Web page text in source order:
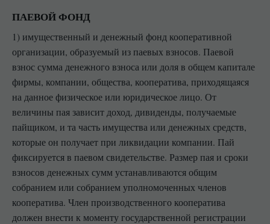
ПАЕВОЙ ФОНД
1) имущественный и денежный фонд кооперативной
организации, образуемый из паевых взносов. Паевой
взнос сумма денежного взноса или доля в общем капитале
фирмы, компании, общества, кооператива, приходящаяся
на данное физическое или юридическое лицо. От
величины пая зависит доход, дивиденды, получаемые
пайщиком, и та часть имущества или денежных средств,
которые он получает при ликвидации компании. Пай
фиксируется в паевом свидетельстве. Размер пая и сроки
взносов денежных сумм устанавливаются общим
собранием или собранием уполномоченных членов
кооператива. Член производственного кооператива
должен внести к моменту государственной регистрации